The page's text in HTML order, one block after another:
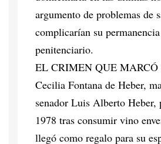
argumento de problemas de
complicarían su
penitenciario.
EL CRIMEN QUE
Cecilia Fontana de Heber,
senador Luis Alberto Heber,
1978 tras consumir vino
llegó como regalo para su